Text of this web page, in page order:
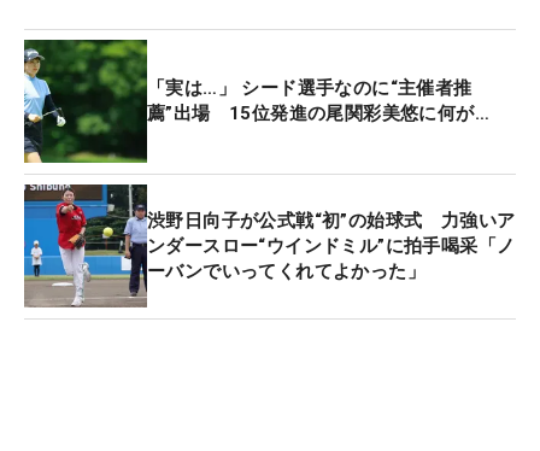
日の同世代決戦に向けて修正を誓った。
今大会はエントリーを忘れるうっかりミスでシード
選手ながら主催者推薦で出場している。4打差を逆
転し、ツアー初優勝したルーキーイヤーの22年9月
の「住友生命Vitalityレディス 東海クラシック」以来
となる2勝目をつかめば、ツアー史上6人目の主催者
推薦V（海外招待、アマチュアを除く）。当然なが
ら過去にシーズンを通して出場権のあるシード選手
「実は…」 シード選手なのに“主催者推
薦”出場 15位発進の尾関彩美悠に何が…
渋野日向子が公式戦“初”の始球式 力強いア
ンダースロー“ウインドミル”に拍手喝采「ノ
ーバンでいってくれてよかった」